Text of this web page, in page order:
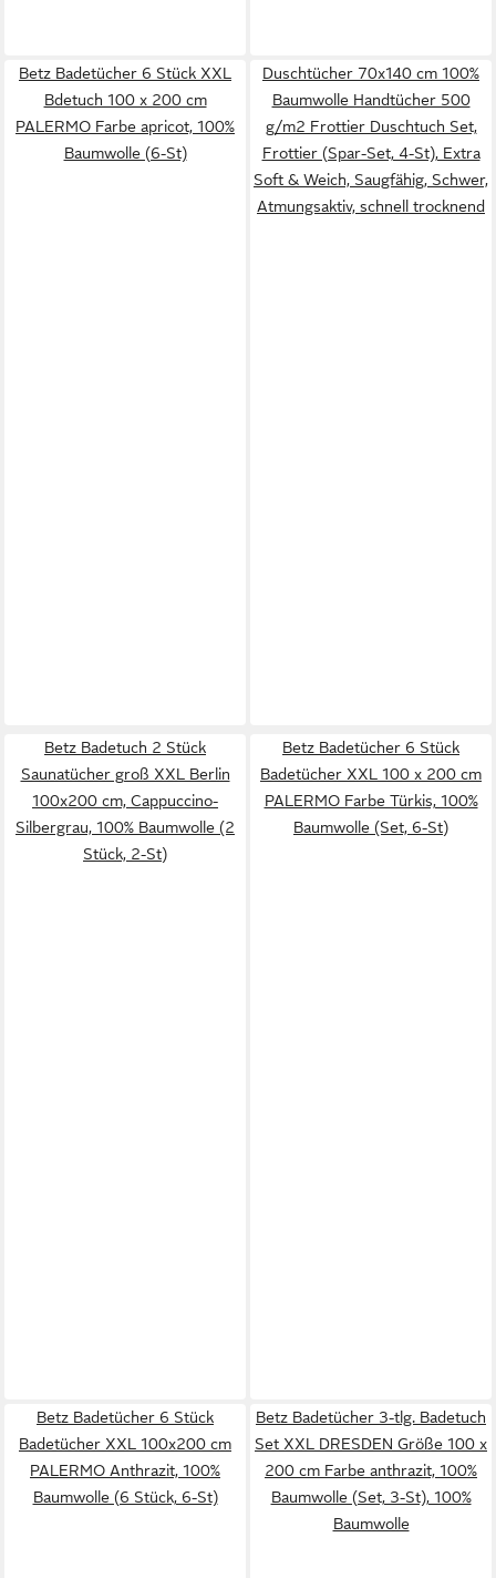
Betz Badetücher 6 Stück XXL
Bdetuch 100 x 200 cm
PALERMO Farbe apricot, 100%
Baumwolle (6-St)
Duschtücher 70x140 cm 100%
Baumwolle Handtücher 500
g/m2 Frottier Duschtuch Set,
Frottier (Spar-Set, 4-St), Extra
Soft & Weich, Saugfähig, Schwer,
Atmungsaktiv, schnell trocknend
Betz Badetuch 2 Stück
Saunatücher groß XXL Berlin
100x200 cm, Cappuccino-
Silbergrau, 100% Baumwolle (2
Stück, 2-St)
Betz Badetücher 6 Stück
Badetücher XXL 100 x 200 cm
PALERMO Farbe Türkis, 100%
Baumwolle (Set, 6-St)
Betz Badetücher 6 Stück
Badetücher XXL 100x200 cm
PALERMO Anthrazit, 100%
Baumwolle (6 Stück, 6-St)
Betz Badetücher 3-tlg. Badetuch
Set XXL DRESDEN Größe 100 x
200 cm Farbe anthrazit, 100%
Baumwolle (Set, 3-St), 100%
Baumwolle